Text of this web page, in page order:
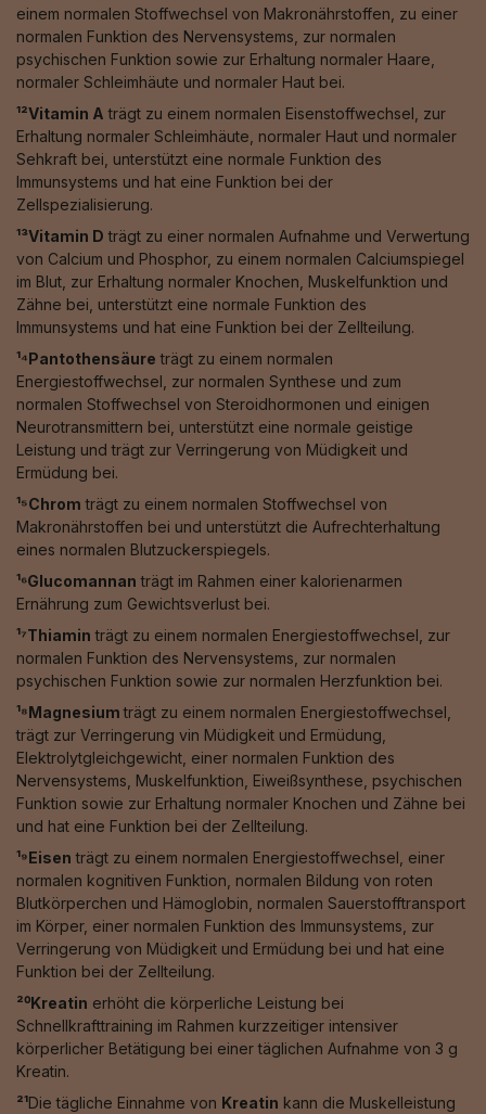
einem normalen Stoffwechsel von Makronährstoffen, zu einer
normalen Funktion des Nervensystems, zur normalen
psychischen Funktion sowie zur Erhaltung normaler Haare,
normaler Schleimhäute und normaler Haut bei.
¹²Vitamin A trägt zu einem normalen Eisenstoffwechsel, zur
Erhaltung normaler Schleimhäute, normaler Haut und normaler
Sehkraft bei, unterstützt eine normale Funktion des
Immunsystems und hat eine Funktion bei der
Zellspezialisierung.
¹³Vitamin D trägt zu einer normalen Aufnahme und Verwertung
von Calcium und Phosphor, zu einem normalen Calciumspiegel
im Blut, zur Erhaltung normaler Knochen, Muskelfunktion und
Zähne bei, unterstützt eine normale Funktion des
Immunsystems und hat eine Funktion bei der Zellteilung.
¹⁴Pantothensäure trägt zu einem normalen
Energiestoffwechsel, zur normalen Synthese und zum
normalen Stoffwechsel von Steroidhormonen und einigen
Neurotransmittern bei, unterstützt eine normale geistige
Leistung und trägt zur Verringerung von Müdigkeit und
Ermüdung bei.
¹⁵Chrom trägt zu einem normalen Stoffwechsel von
Makronährstoffen bei und unterstützt die Aufrechterhaltung
eines normalen Blutzuckerspiegels.
¹⁶Glucomannan trägt im Rahmen einer kalorienarmen
Ernährung zum Gewichtsverlust bei.
¹⁷Thiamin trägt zu einem normalen Energiestoffwechsel, zur
normalen Funktion des Nervensystems, zur normalen
psychischen Funktion sowie zur normalen Herzfunktion bei.
¹⁸Magnesiumträgt zu einem normalen Energiestoffwechsel,
trägt zur Verringerung vin Müdigkeit und Ermüdung,
Elektrolytgleichgewicht, einer normalen Funktion des
Nervensystems, Muskelfunktion, Eiweißsynthese, psychischen
Funktion sowie zur Erhaltung normaler Knochen und Zähne bei
und hat eine Funktion bei der Zellteilung.
¹⁹Eisen trägt zu einem normalen Energiestoffwechsel, einer
normalen kognitiven Funktion, normalen Bildung von roten
Blutkörperchen und Hämoglobin, normalen Sauerstofftransport
im Körper, einer normalen Funktion des Immunsystems, zur
Verringerung von Müdigkeit und Ermüdung bei und hat eine
Funktion bei der Zellteilung.
²⁰Kreatin erhöht die körperliche Leistung bei
Schnellkrafttraining im Rahmen kurzzeitiger intensiver
körperlicher Betätigung bei einer täglichen Aufnahme von 3 g
Kreatin.
²¹Die tägliche Einnahme von Kreatin kann die Muskelleistung